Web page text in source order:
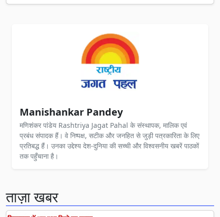
Manishankar Pandey
मणिशंकर पांडेय Rashtriya Jagat Pahal के संस्थापक, मालिक एवं
प्रबंध संपादक हैं। वे निष्पक्ष, सटीक और जनहित से जुड़ी पत्रकारिता के लिए
प्रतिबद्ध हैं। उनका उद्देश्य देश-दुनिया की सच्ची और विश्वसनीय खबरें पाठकों
तक पहुँचाना है।
ताज़ा खबर